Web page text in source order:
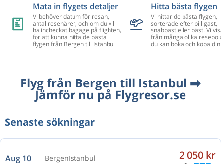
Mata in flygets detaljer
Vi behöver datum för resan,
antal resenärer, och om du vill
ha incheckat bagage på flighten,
för att kunna hitta de bästa
flygen från Bergen till Istanbul
Hitta bästa flygen
Vi hittar de bästa flygen,
sorterade efter billigast,
snabbast eller bäst. Vi
från många olika
du kan boka och köpa
Flyg från Bergen till Istanbul ➡️
Jämför nu på Flygresor.se
Senaste sökningar
Aug 10 BergenIstanbul 2 050 kr